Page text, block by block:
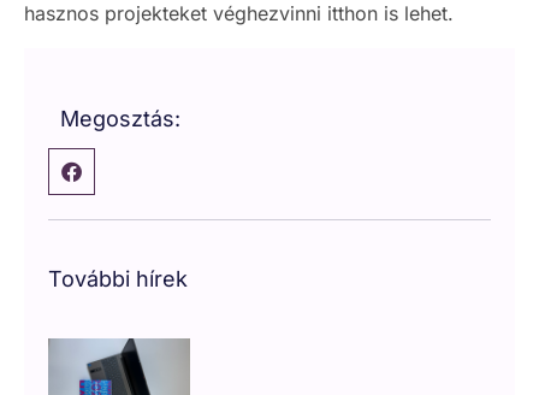
hasznos projekteket véghezvinni itthon is lehet.
Megosztás:
További hírek